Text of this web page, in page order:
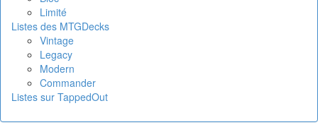
Limité
Listes des MTGDecks
Vintage
Legacy
Modern
Commander
Listes sur TappedOut